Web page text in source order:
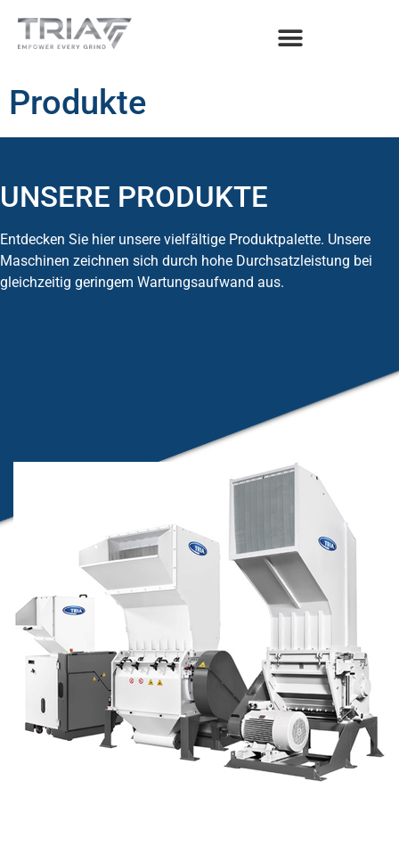
Produkte
UNSERE PRODUKTE
Entdecken Sie hier unsere vielfältige Produktpalette. Unsere
Maschinen zeichnen sich durch hohe Durchsatzleistung bei
gleichzeitig geringem Wartungsaufwand aus.